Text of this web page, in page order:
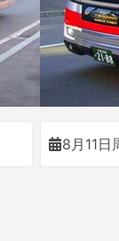
8月11日